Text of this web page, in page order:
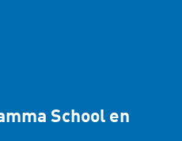
School en